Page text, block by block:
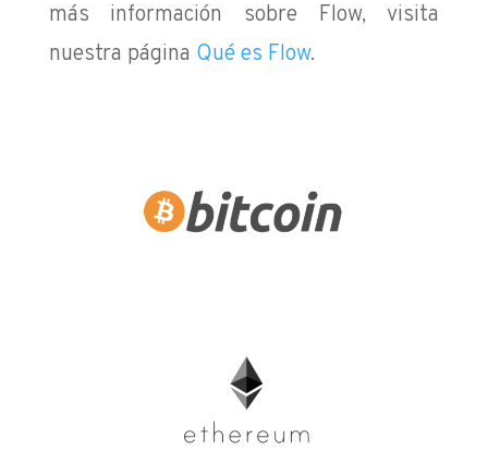
más información sobre Flow, visita
nuestra página Qué es Flow.